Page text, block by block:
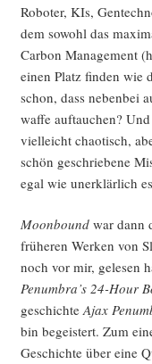
Robo­ter, KIs,
dem sowohl das
Car­bon Manage­ment
einen Platz fin­den wie
schon, dass neben­bei
waf­fe auf­tau­chen?
viel­leicht chao­tisch,
schön geschrie­be­ne
egal wie uner­klär­lich
Moon­boundwar dann
frü­he­ren Wer­ken von
noch vor mir, gele­sen
Penumbra’s 24-Hour
ge­schich­teAjax
bin begeis­tert. Zum
Geschich­te über eine